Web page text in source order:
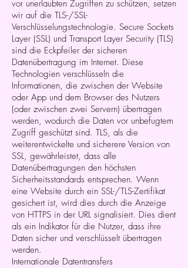
vor unerlaubten Zugriffen zu schützen, setzen
wir auf die TLS-/SSL-
Verschlüsselungstechnologie. Secure Sockets
Layer (SSL) und Transport Layer Security (TLS)
sind die Eckpfeiler der sicheren
Datenübertragung im Internet. Diese
Technologien verschlüsseln die
Informationen, die zwischen der Website
oder App und dem Browser des Nutzers
(oder zwischen zwei Servern) übertragen
werden, wodurch die Daten vor unbefugtem
Zugriff geschützt sind. TLS, als die
weiterentwickelte und sicherere Version von
SSL, gewährleistet, dass alle
Datenübertragungen den höchsten
Sicherheitsstandards entsprechen. Wenn
eine Website durch ein SSL-/TLS-Zertifikat
gesichert ist, wird dies durch die Anzeige
von HTTPS in der URL signalisiert. Dies dient
als ein Indikator für die Nutzer, dass ihre
Daten sicher und verschlüsselt übertragen
werden.
Internationale Datentransfers